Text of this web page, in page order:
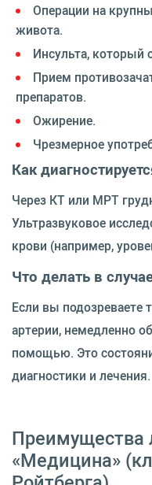
Операции на
живота.
Инсульта, который
Прием
препаратов.
Ожирение.
Чрезмерное
Как
Через КТ или МРТ
Ультразвуковое
крови (например,
Что делать в
Если вы подозреваете
артерии, немедленно
помощью. Это
диагностики и лечения.
Преимущества
«Медицина»